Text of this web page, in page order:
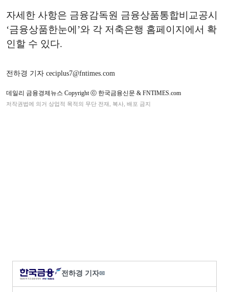
자세한 사항은 금융감독원 금융상품통합비교공시
‘금융상품한눈에’와 각 저축은행 홈페이지에서 확
인할 수 있다.
전하경 기자 ceciplus7@fntimes.com
데일리 금융경제뉴스 Copyright ⓒ 한국금융신문 & FNTIMES.com
저작권법에 의거 상업적 목적의 무단 전재, 복사, 배포 금지
전하경 기자✉